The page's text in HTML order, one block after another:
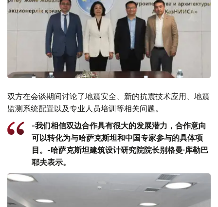
双方在会谈期间讨论了地震安全、新的抗震技术应用、地震
监测系统配置以及专业人员培训等相关问题。
-我们相信双边合作具有很大的发展潜力，合作意向
可以转化为与哈萨克斯坦和中国专家参与的具体项
目。-哈萨克斯坦建筑设计研究院院长别格曼·库勒巴
耶夫表示。